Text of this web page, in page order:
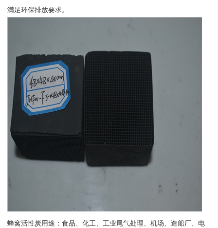
满足环保排放要求。
蜂窝活性炭用途：食品、化工、工业尾气处理、机场、造船厂、电